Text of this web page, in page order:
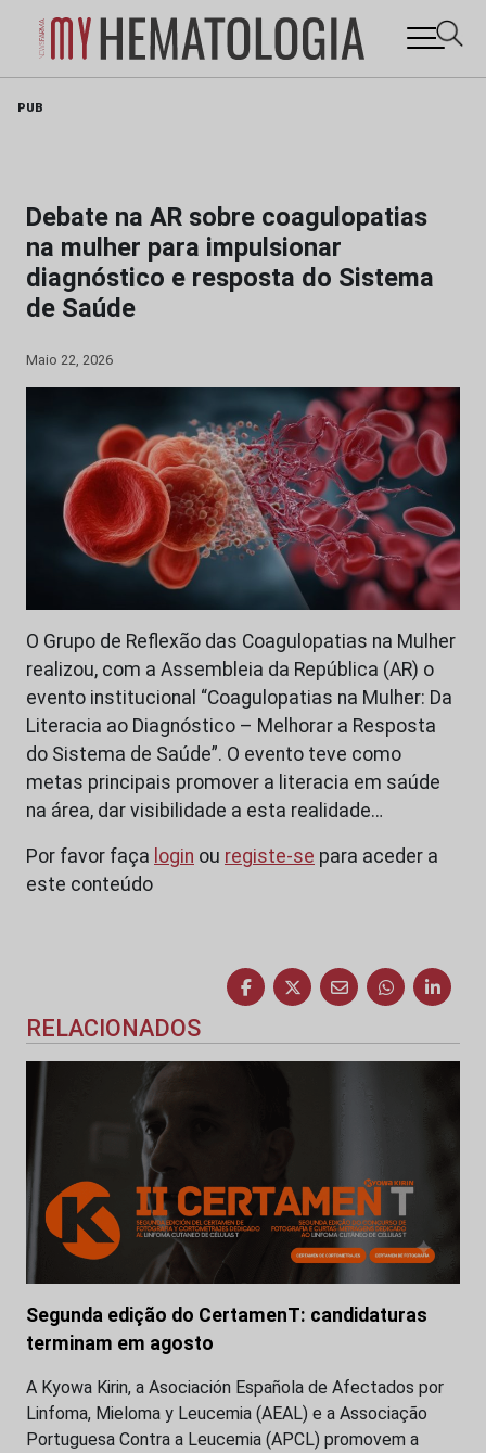
PUB
Debate na AR sobre coagulopatias
na mulher para impulsionar
diagnóstico e resposta do Sistema
de Saúde
Maio 22, 2026
O Grupo de Reflexão das Coagulopatias na Mulher
realizou, com a Assembleia da República (AR) o
evento institucional “Coagulopatias na Mulher: Da
Literacia ao Diagnóstico – Melhorar a Resposta
do Sistema de Saúde”. O evento teve como
metas principais promover a literacia em saúde
na área, dar visibilidade a esta realidade…
Por favor faça login ou registe-se para aceder a
este conteúdo
RELACIONADOS
Segunda edição do CertamenT: candidaturas
terminam em agosto
A Kyowa Kirin, a Asociación Española de Afectados por
Linfoma, Mieloma y Leucemia (AEAL) e a Associação
Portuguesa Contra a Leucemia (APCL) promovem a